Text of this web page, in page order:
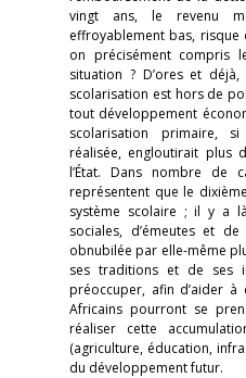
vingt ans, le revenu
effroyablement bas, risque
on précisément compris
situation ? D’ores et
scolarisation est hors de
tout développement
scolarisation primaire,
réalisée, engloutirait plus
l’État. Dans nombre de
représentent que le
système scolaire ; il y a
sociales, d’émeutes et
obnubilée par elle-même
ses traditions et de ses
préoccuper, afin d’aider
Africains pourront se
réaliser cette
(agriculture, éducation,
du développement futur.